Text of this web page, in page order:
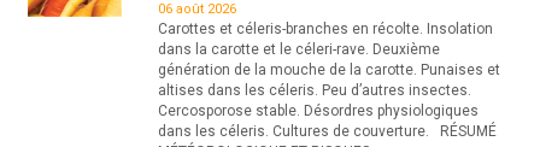
06 août 2026
Carottes et céleris-branches en récolte. Insolation
dans la carotte et le céleri-rave. Deuxième
génération de la mouche de la carotte. Punaises et
altises dans les céleris. Peu d’autres insectes.
Cercosporose stable. Désordres physiologiques
dans les céleris. Cultures de couverture. RÉSUMÉ